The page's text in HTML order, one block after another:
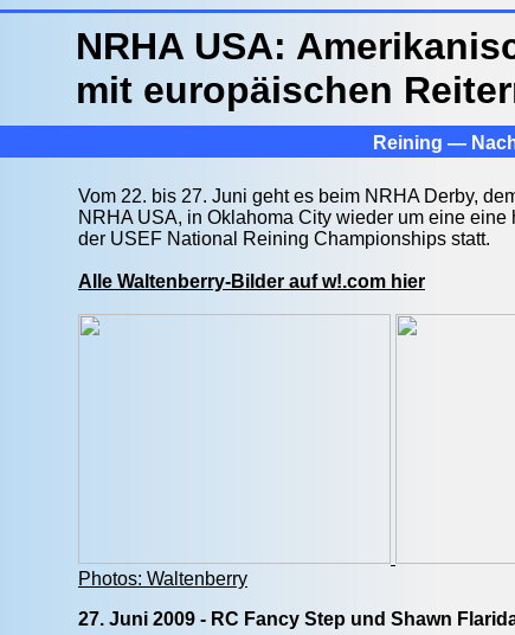
NRHA USA:
mit europäischen
Reining —
Vom 22. bis 27. Juni geht es beim NRHA Derby,
NRHA USA, in Oklahoma City wieder um eine
der USEF National Reining Championships statt.
Alle Waltenberry-Bilder auf w!.com hier
Photos: Waltenberry
27. Juni 2009 - RC Fancy Step und Shawn